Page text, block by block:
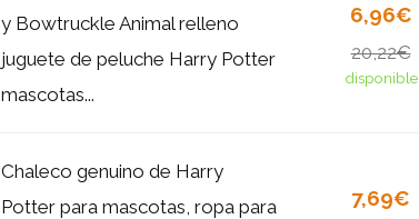
y Bowtruckle Animal relleno
juguete de peluche Harry Potter
mascotas...
6,96€
20,22€
disponible
Chaleco genuino de Harry
Potter para mascotas, ropa para
7,69€